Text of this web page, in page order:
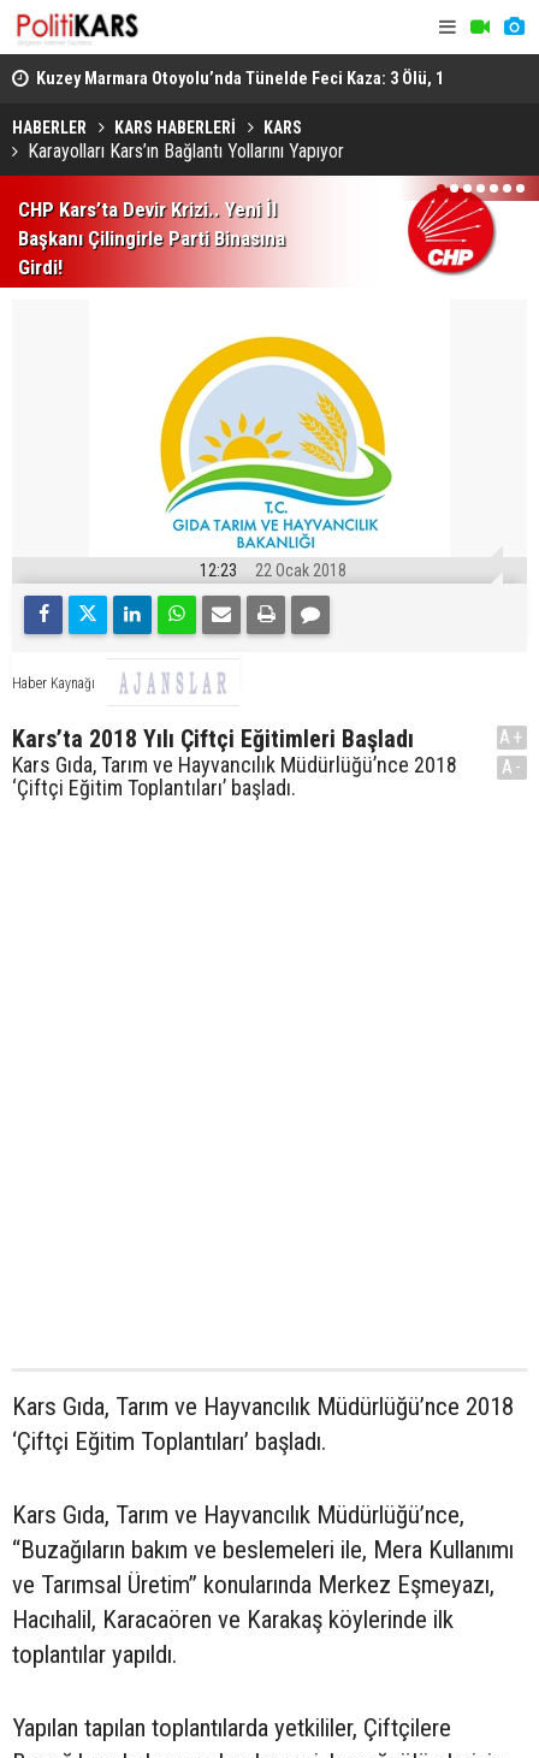
Kuzey Marmara Otoyolu’nda Tünelde Feci Kaza: 3 Ölü, 1
Ağır Yaralı
HABERLER KARS HABERLERİ KARS
Karayolları Kars’ın Bağlantı Yollarını Yapıyor
CHP Kars’ta Devir Krizi.. Yeni İl
Başkanı Çilingirle Parti Binasına
Girdi!
1 2 3 4 5 6 7
12:23 22 Ocak 2018
Haber Kaynağı
Kars’ta 2018 Yılı Çiftçi Eğitimleri Başladı
Kars Gıda, Tarım ve Hayvancılık Müdürlüğü’nce 2018
‘Çiftçi Eğitim Toplantıları’ başladı.
A+
A-
Kars Gıda, Tarım ve Hayvancılık Müdürlüğü’nce 2018
‘Çiftçi Eğitim Toplantıları’ başladı.
Kars Gıda, Tarım ve Hayvancılık Müdürlüğü’nce,
“Buzağıların bakım ve beslemeleri ile, Mera Kullanımı
ve Tarımsal Üretim’’ konularında Merkez Eşmeyazı,
Hacıhalil, Karacaören ve Karakaş köylerinde ilk
toplantılar yapıldı.
Yapılan tapılan toplantılarda yetkililer, Çiftçilere